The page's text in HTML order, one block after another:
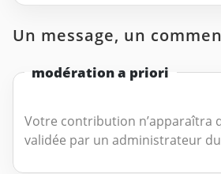
Un message, un
modération a priori
Votre contribution n’apparaîtra
validée par un administrateur